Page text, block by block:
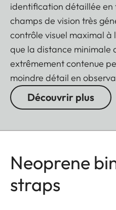
identification détaillée en
champs de vision très
contrôle visuel maximal à
que la distance minimale
extrêmement contenue
moindre détail en
Découvrir plus
Neoprene
straps